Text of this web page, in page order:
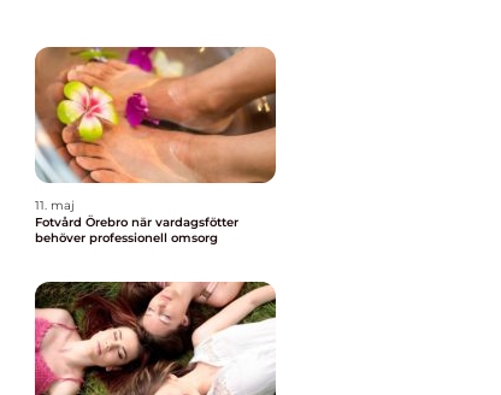
11. maj
Fotvård Örebro när vardagsfötter
behöver professionell omsorg